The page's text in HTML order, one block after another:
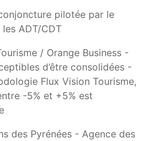
pilotée par le
ADT/CDT
/ Orange Business -
d’être consolidées -
Flux Vision Tourisme,
-5% et +5% est
des Pyrénées - Agence des